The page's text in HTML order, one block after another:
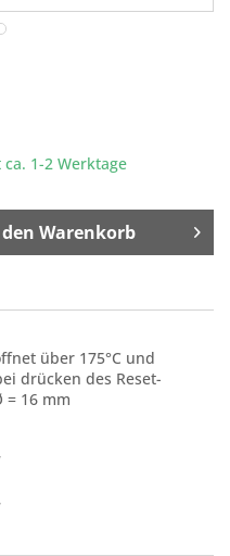
1-2 Werktage
Warenkorb
über 175°C und
drücken des Reset-
= 16 mm